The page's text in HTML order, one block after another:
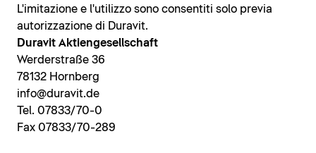
L'imitazione e l'utilizzo sono consentiti solo previa
autorizzazione di Duravit.
Duravit Aktiengesellschaft
Werderstraße 36
78132 Hornberg
info@duravit.de
Tel. 07833/70-0
Fax 07833/70-289